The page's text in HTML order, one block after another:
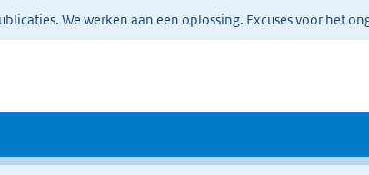
We werken aan een oplossing. Excuses voor het